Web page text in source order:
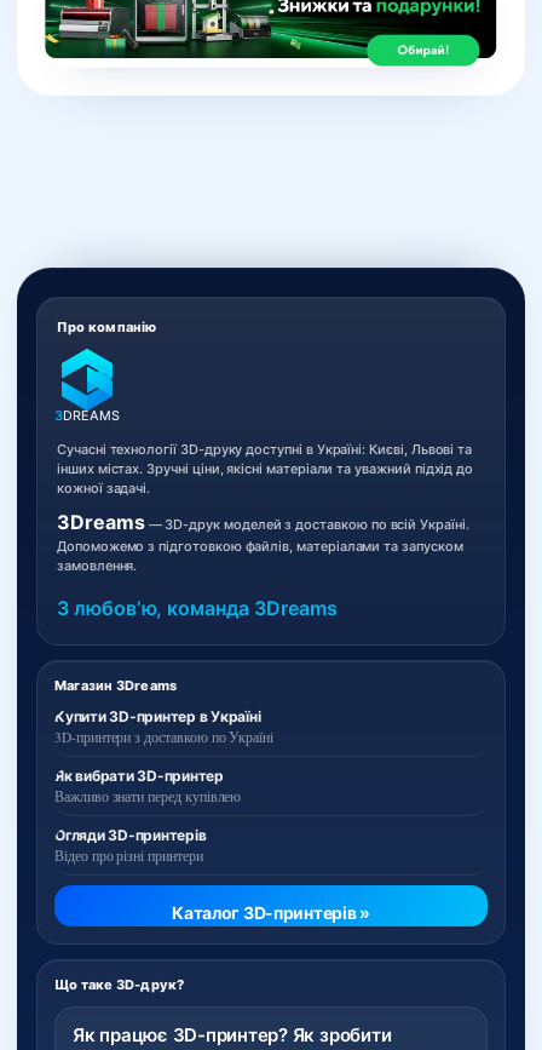
Магазин 3Dreams
Купити 3D-принтер в Україні
3D-принтери з доставкою по Україні
Як вибрати 3D-принтер
Важливо знати перед купівлею
Огляди 3D-принтерів
Відео про різні принтери
Каталог 3D-принтерів »
Що таке 3D-друк?
Як працює 3D-принтер? Як зробити
Про компанію
3DREAMS
Сучасні технології 3D-друку доступні в Україні: Києві, Львові та
інших містах. Зручні ціни, якісні матеріали та уважний підхід до
кожної задачі.
3Dreams— 3D-друк моделей з доставкою по всій Україні.
Допоможемо з підготовкою файлів, матеріалами та запуском
замовлення.
З любовʼю, команда 3Dreams